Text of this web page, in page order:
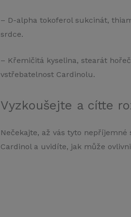
– D-alpha tokoferol sukcinát,
srdce.
– Křemičitá kyselina, stearát
vstřebatelnost Cardinolu.
Vyzkoušejte a cítte
Nečekajte, až vás tyto
Cardinol a uvidíte, jak může